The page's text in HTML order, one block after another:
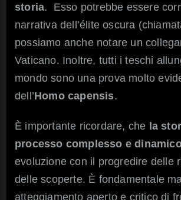
storia. Esso potrebbe essere
narrativa dell’élite oscura
possiamo anche notare un
Vaticano. Inoltre, tutti i teschi
mondo sono una prova molto
dell’Homo capensis.
È importante ricordare, che la
processo complesso e
evoluzione con il progredire delle
delle scoperte. È fondamentale
atteggiamento aperto e critico di